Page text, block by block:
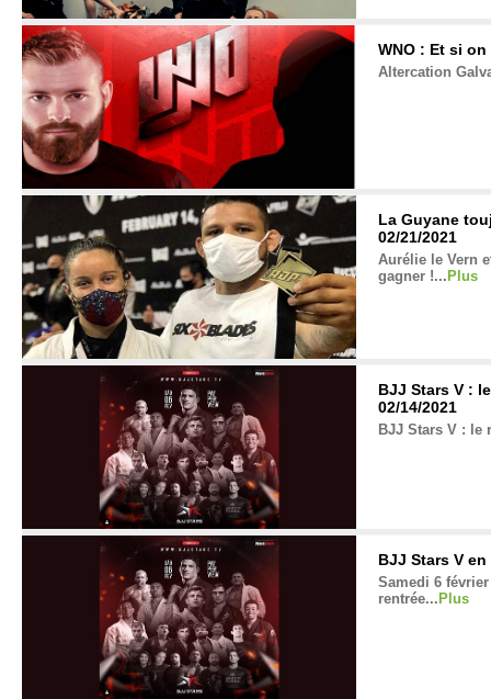
WNO : Et si
Altercation
La Guyane
02/21/2021
Aurélie le Vern
gagner !... Plus
BJJ Stars V :
02/14/2021
BJJ Stars V : le
BJJ Stars V
Samedi 6
rentrée... Plus